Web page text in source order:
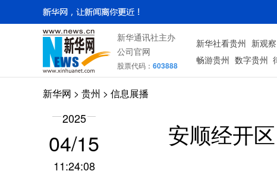
新华通讯社主办
公司官网
股票代码： 603888
新华社看贵州 新观察
畅游贵州 数字贵州
新华网 > 贵州 > 信息展播
2025
04/15
11:24:08
安顺经开